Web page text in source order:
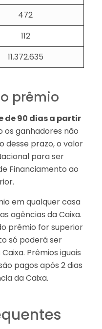
472
112
11.372.635
prêmio
de 90 dias a partir
os ganhadores não
desse prazo, o valor
para ser
Financiamento ao
em qualquer casa
agências da Caixa.
prêmio for superior
só poderá ser
Prêmios iguais
pagos após 2 dias
da Caixa.